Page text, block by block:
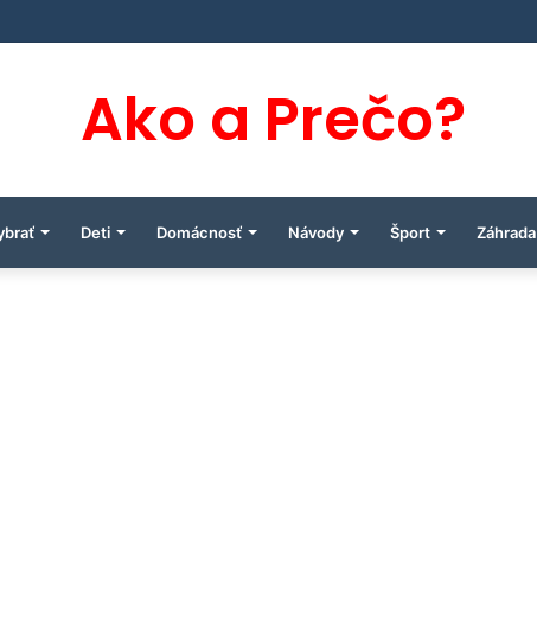
Ako a Prečo?
Deti Domácnosť Návody Šport Záhrada